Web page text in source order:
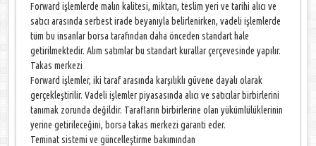
Forward işlemlerde malın kalitesi, miktarı, teslim yeri ve tarihi alıcı ve
satıcı arasında serbest irade beyanıyla belirlenirken, vadeli işlemlerde
tüm bu insanlar borsa tarafından daha önceden standart hale
getirilmektedir. Alım satımlar bu standart kurallar çerçevesinde yapılır.
Takas merkezi
Forward işlemler, iki taraf arasında karşılıklı güvene dayalı olarak
gerçekleştirilir. Vadeli işlemler piyasasında alıcı ve satıcılar birbirlerini
tanımak zorunda değildir. Tarafların birbirlerine olan yükümlülüklerinin
yerine getirileceğini, borsa takas merkezi garanti eder.
Teminat sistemi ve güncelleştirme bakımından